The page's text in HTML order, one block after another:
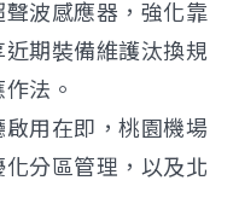
波感應器，強化靠
期裝備維護汰換規
法。
用在即，桃園機場
分區管理，以及北